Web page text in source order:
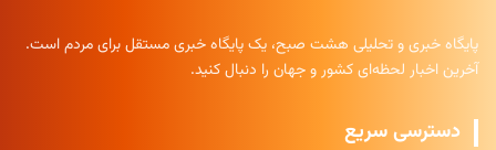
پایگاه خبری و تحلیلی هشت صبح، یک پایگاه خبری مستقل برای مردم است.
آخرین اخبار لحظه‌ای کشور و جهان را دنبال کنید.
دسترسی سریع